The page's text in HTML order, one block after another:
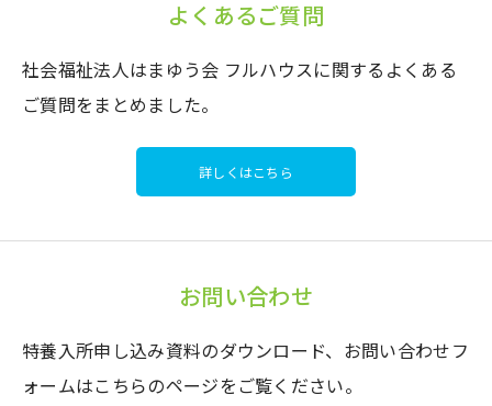
よくあるご質問
社会福祉法人はまゆう会 フルハウスに関するよくある
ご質問をまとめました。
詳しくはこちら
お問い合わせ
特養入所申し込み資料のダウンロード、お問い合わせフ
ォームはこちらのページをご覧ください。